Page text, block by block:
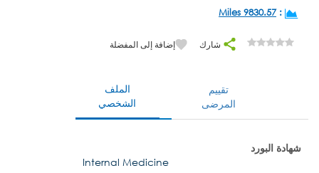
:
9830.57 Miles
شارك إضافة إلى المفضلة
الملف
الشخصي
تقييم
المرضى
شهادة البورد
Internal Medicine